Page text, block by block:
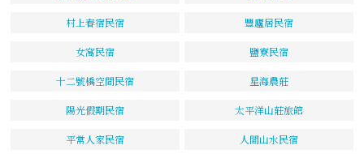
村上春宿民宿 豐廬居民宿
女窩民宿 鹽寮民宿
十二號橋空間民宿 星海農莊
陽光假期民宿 太平洋山莊旅館
平常人家民宿 人間山水民宿